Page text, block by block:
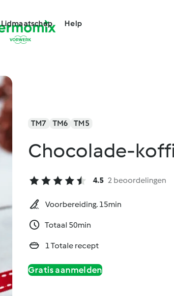
Lidmaatschap Help
TM7 TM6 TM5
Chocolade-
4.5 2 beoordelingen
Voorbereiding. 15min
Totaal 50min
1 Totale recept
Gratis aanmelden